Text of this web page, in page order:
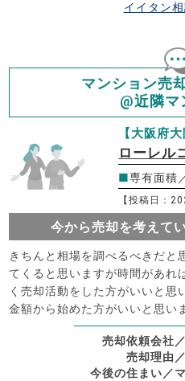
イイタン
マンション売
@近隣マ
【大阪府
ローレル
■専有面積
【投稿日：
今から売却を考えて
きちんと相場を調べるべきだと
てくると思いますが時間があれ
く売却活動をした方がいいと思
金額から始めた方がいいと思い
売却依頼会社
売却理由
今後の住まい／